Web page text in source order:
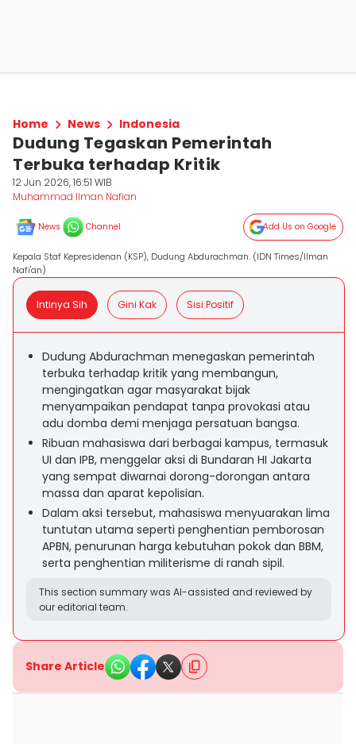
Home News Indonesia
Dudung Tegaskan Pemerintah
Terbuka terhadap Kritik
12 Jun 2026, 16:51 WIB
Muhammad Ilman Nafian
News Channel Add Us on Google
Kepala Staf Kepresidenan (KSP), Dudung Abdurachman. (IDN Times/Ilman
Nafi'an)
Intinya Sih Gini Kak Sisi Positif
Dudung Abdurachman menegaskan pemerintah
terbuka terhadap kritik yang membangun,
mengingatkan agar masyarakat bijak
menyampaikan pendapat tanpa provokasi atau
adu domba demi menjaga persatuan bangsa.
Ribuan mahasiswa dari berbagai kampus, termasuk
UI dan IPB, menggelar aksi di Bundaran HI Jakarta
yang sempat diwarnai dorong-dorongan antara
massa dan aparat kepolisian.
Dalam aksi tersebut, mahasiswa menyuarakan lima
tuntutan utama seperti penghentian pemborosan
APBN, penurunan harga kebutuhan pokok dan BBM,
serta penghentian militerisme di ranah sipil.
This section summary was AI-assisted and reviewed by
our editorial team.
Share Article